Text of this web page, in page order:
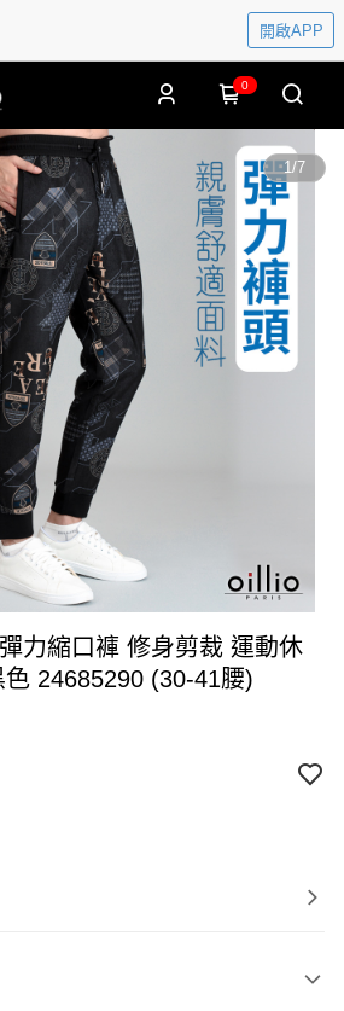
開啟APP
0
1/7
力縮口褲 修身剪裁 運動休
24685290 (30-41腰)